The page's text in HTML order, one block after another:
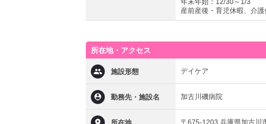
年末年始：12/30～1/3
産前産後・育児休暇、介
所在地・アクセス
施設形態 デイケア
勤務先・施設名 加古川磯病院
〒675-1203 兵庫県加古川